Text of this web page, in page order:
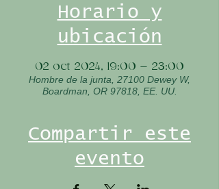
Horario y
ubicación
02 oct 2024, 19:00 – 23:00
Hombre de la junta, 27100 Dewey W,
Boardman, OR 97818, EE. UU.
Compartir este
evento